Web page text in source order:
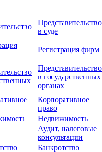
Представительство
в суде
Регистрация фирм
Представительство
в государственных
органах
Корпоративное
право
Недвижимость
Аудит, налоговые
консультации
Банкротство